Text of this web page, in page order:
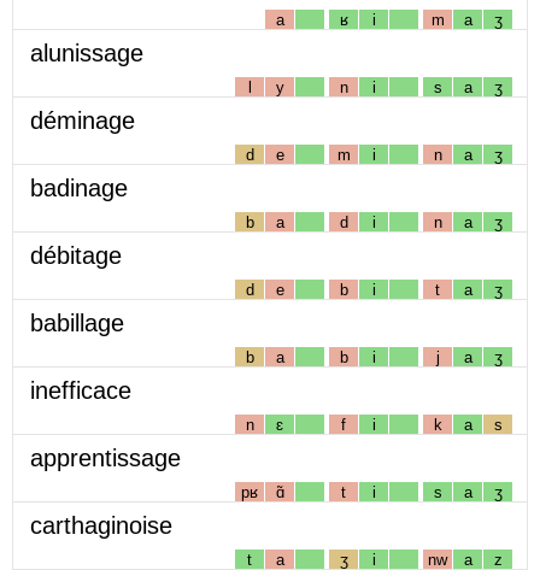
a ʁ i m a ʒ
alunissage
l y n i s a ʒ
déminage
d e m i n a ʒ
badinage
b a d i n a ʒ
débitage
d e b i t a ʒ
babillage
b a b i j a ʒ
inefficace
n ɛ f i k a s
apprentissage
pʁ ɑ̃ t i s a ʒ
carthaginoise
t a ʒ i nw a z